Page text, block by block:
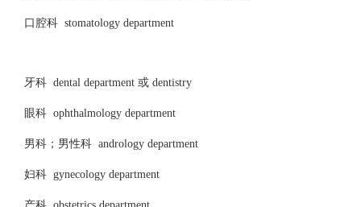
口腔科 stomatology department
牙科 dental department 或 dentistry
眼科 ophthalmology department
男科；男性科 andrology department
妇科 gynecology department